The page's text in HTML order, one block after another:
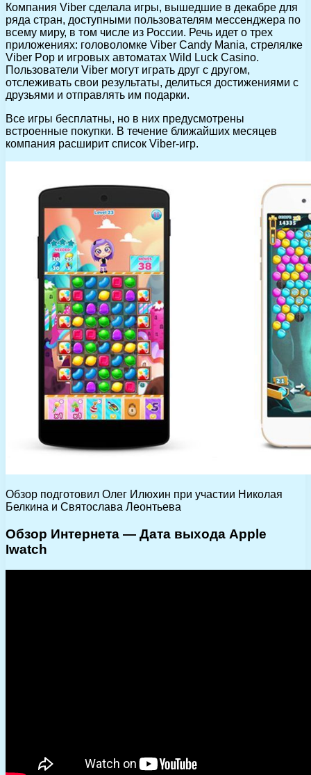
Компания Viber сделала игры, вышедшие в декабре для
ряда стран, доступными пользователям мессенджера по
всему миру, в том числе из России. Речь идет о трех
приложениях: головоломке Viber Candy Mania, стрелялке
Viber Pop и игровых автоматах Wild Luck Casino.
Пользователи Viber могут играть друг с другом,
отслеживать свои результаты, делиться достижениями с
друзьями и отправлять им подарки.
Все игры бесплатны, но в них предусмотрены
встроенные покупки. В течение ближайших месяцев
компания расширит список Viber-игр.
Обзор подготовил Олег Илюхин при участии Николая
Белкина и Святослава Леонтьева
Обзор Интернета — Дата выхода Apple
Iwatch